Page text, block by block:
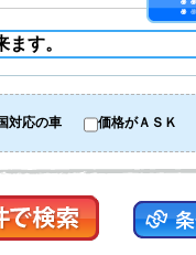
対応の車 価格がＡＳＫ